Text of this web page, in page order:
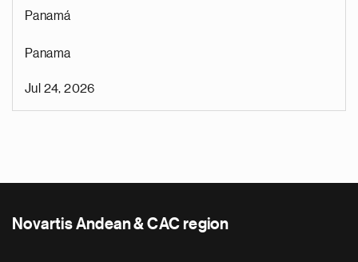
Panamá
Panama
Jul 24, 2026
Novartis Andean & CAC region